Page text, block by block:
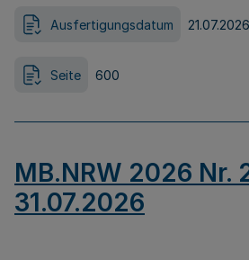
Ausfertigungsdatum 21.07.2026
Seite 600
MB.NRW 2026 Nr.
31.07.2026